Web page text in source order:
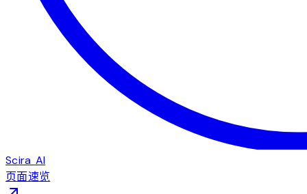
Scira AI
页面速览